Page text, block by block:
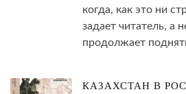
когда, как это ни
задает читатель, а
продолжает
КАЗАХСТАН В